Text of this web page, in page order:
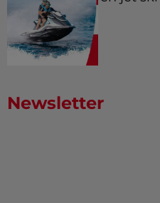
Newsletter